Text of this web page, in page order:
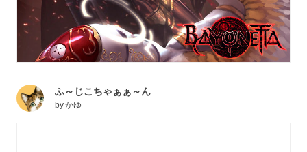
ふ～じこちゃぁぁ～ん
byかゆ